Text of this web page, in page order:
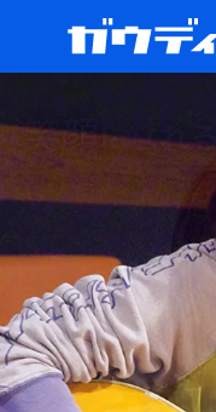
笑顔になれ
笑顔になれ